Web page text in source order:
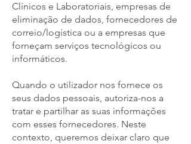
Clínicos e Laboratoriais, empresas de
eliminação de dados, fornecedores de
correio/logística ou a empresas que
forneçam serviços tecnológicos ou
informáticos.
Quando o utilizador nos fornece os
seus dados pessoais, autoriza-nos a
tratar e partilhar as suas informações
com esses fornecedores. Neste
contexto, queremos deixar claro que